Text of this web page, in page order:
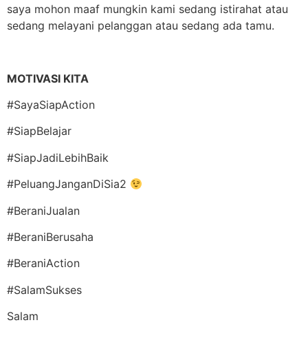
saya mohon maaf mungkin kami sedang istirahat atau
sedang melayani pelanggan atau sedang ada tamu.
MOTIVASI KITA
#SayaSiapAction
#SiapBelajar
#SiapJadiLebihBaik
#PeluangJanganDiSia2
#BeraniJualan
#BeraniBerusaha
#BeraniAction
#SalamSukses
Salam